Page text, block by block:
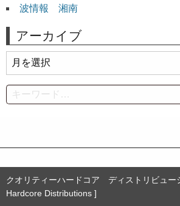
波情報 湘南
アーカイブ
ー
カ
イ
Search
クオリティーハードコア ディストリビュー
Hardcore Distributions ]